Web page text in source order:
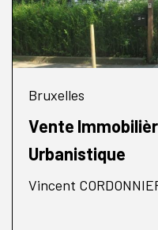
Bruxelles
Vente
Urbanistique
Vincent